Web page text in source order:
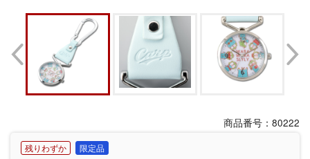
商品番号：80222
残りわずか 限定品